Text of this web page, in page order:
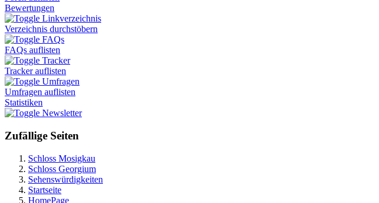
Bewertungen
Linkverzeichnis
Verzeichnis durchstöbern
FAQs
FAQs auflisten
Tracker
Tracker auflisten
Umfragen
Umfragen auflisten
Statistiken
Newsletter
Zufällige Seiten
Schloss Mosigkau
Schloss Georgium
Sehenswürdigkeiten
Startseite
HomePage